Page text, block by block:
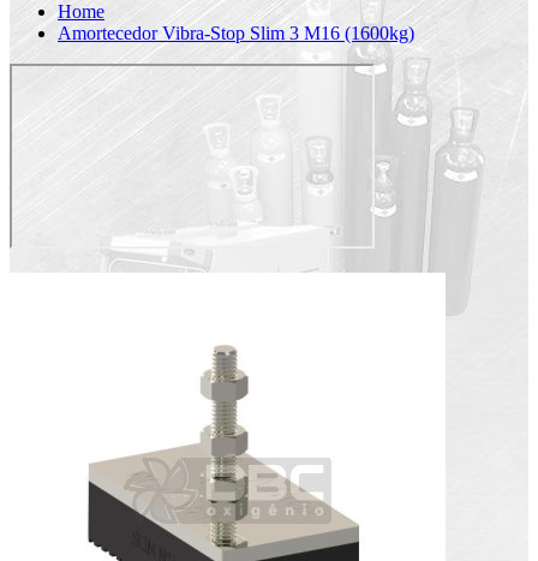
Home
Amortecedor Vibra-Stop Slim 3 M16 (1600kg)